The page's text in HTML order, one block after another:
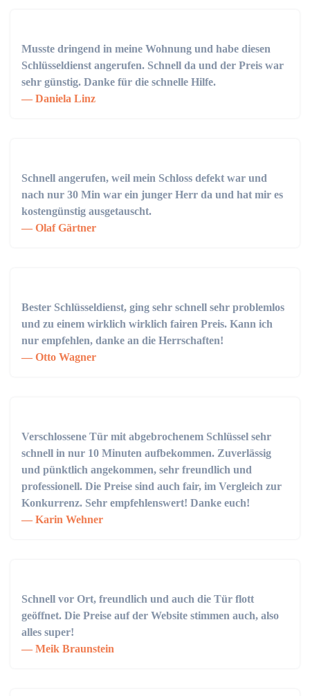
Musste dringend in meine Wohnung und habe diesen
Schlüsseldienst angerufen. Schnell da und der Preis war
sehr günstig. Danke für die schnelle Hilfe.
Daniela Linz
Schnell angerufen, weil mein Schloss defekt war und
nach nur 30 Min war ein junger Herr da und hat mir es
kostengünstig ausgetauscht.
Olaf Gärtner
Bester Schlüsseldienst, ging sehr schnell sehr problemlos
und zu einem wirklich wirklich fairen Preis. Kann ich
nur empfehlen, danke an die Herrschaften!
Otto Wagner
Verschlossene Tür mit abgebrochenem Schlüssel sehr
schnell in nur 10 Minuten aufbekommen. Zuverlässig
und pünktlich angekommen, sehr freundlich und
professionell. Die Preise sind auch fair, im Vergleich zur
Konkurrenz. Sehr empfehlenswert! Danke euch!
Karin Wehner
Schnell vor Ort, freundlich und auch die Tür flott
geöffnet. Die Preise auf der Website stimmen auch, also
alles super!
Meik Braunstein